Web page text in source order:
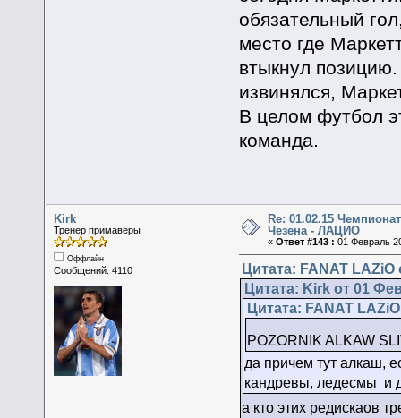
обязательный
место где
втыкнул
извинялся,
В целом футбол
команда.
Kirk
Тренер примаверы
Оффлайн
Сообщений: 4110
Re: 01.02.15
Чезена - ЛАЦИО
«Ответ #143 : 01 Февраль
Цитата: FANAT
Цитата: Kirk от 01
Цитата: FANAT
POZORNIK ALKAW
да причем тут алкаш,
кандревы, ледесмы и
а кто этих редискаов